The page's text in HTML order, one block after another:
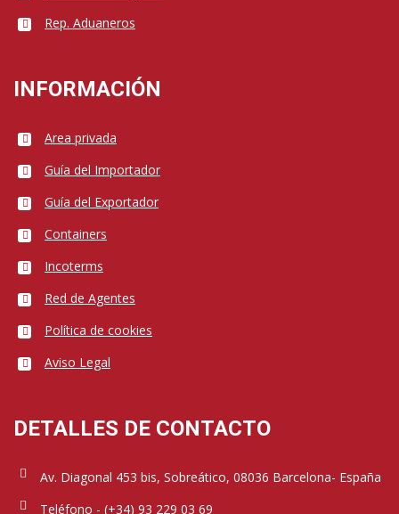
Rep. Aduaneros
INFORMACIÓN
Area privada
Guía del Importador
Guía del Exportador
Containers
Incoterms
Red de Agentes
Política de cookies
Aviso Legal
DETALLES DE CONTACTO
Av. Diagonal 453 bis, Sobreático, 08036 Barcelona- España
Teléfono - (+34) 93 229 03 69